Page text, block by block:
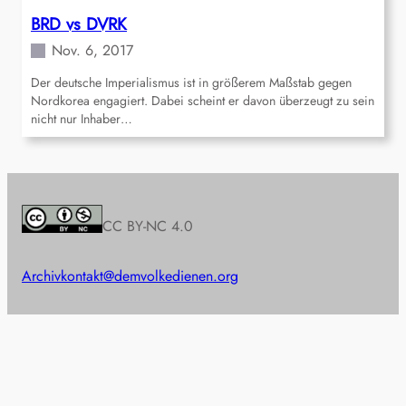
BRD vs DVRK
Nov. 6, 2017
Der deutsche Imperialismus ist in größerem Maßstab gegen
Nordkorea engagiert. Dabei scheint er davon überzeugt zu sein
nicht nur Inhaber…
CC BY-NC 4.0
Archivkontakt@demvolkedienen.org